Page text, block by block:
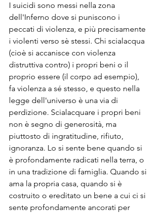
I suicidi sono messi nella zona
dell'Inferno dove si puniscono i
peccati di violenza, e più precisamente
i violenti verso sè stessi. Chi scialacqua
(cioè si accanisce con violenza
distruttiva contro) i propri beni o il
proprio essere (il corpo ad esempio),
fa violenza a sé stesso, e questo nella
legge dell'universo è una via di
perdizione. Scialacquare i propri beni
non è segno di generosità, ma
piuttosto di ingratitudine, rifiuto,
ignoranza. Lo si sente bene quando si
è profondamente radicati nella terra, o
in una tradizione di famiglia. Quando si
ama la propria casa, quando si è
costruito o ereditato un bene a cui ci si
sente profondamente ancorati per